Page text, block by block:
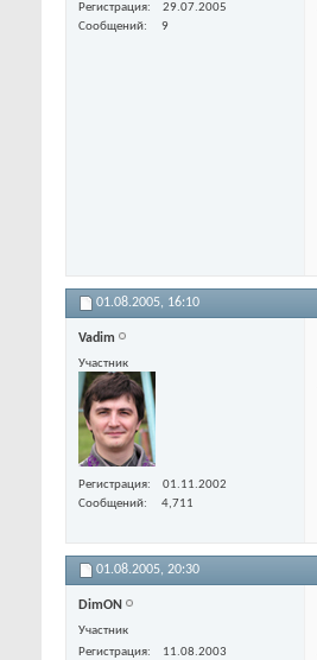
Регистрация
29.07.2005
Сообщений
9
01.08.2005, 16:10
Vadim
Участник
Регистрация
01.11.2002
Сообщений
4,711
01.08.2005, 20:30
DimON
Участник
Регистрация
11.08.2003